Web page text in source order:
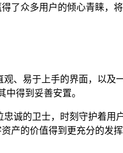
了众多用户的倾心青睐，
、易于上手的界面，以及
得到妥善安置。
诚的卫士，时刻守护着用
产的价值得到更充分的发挥